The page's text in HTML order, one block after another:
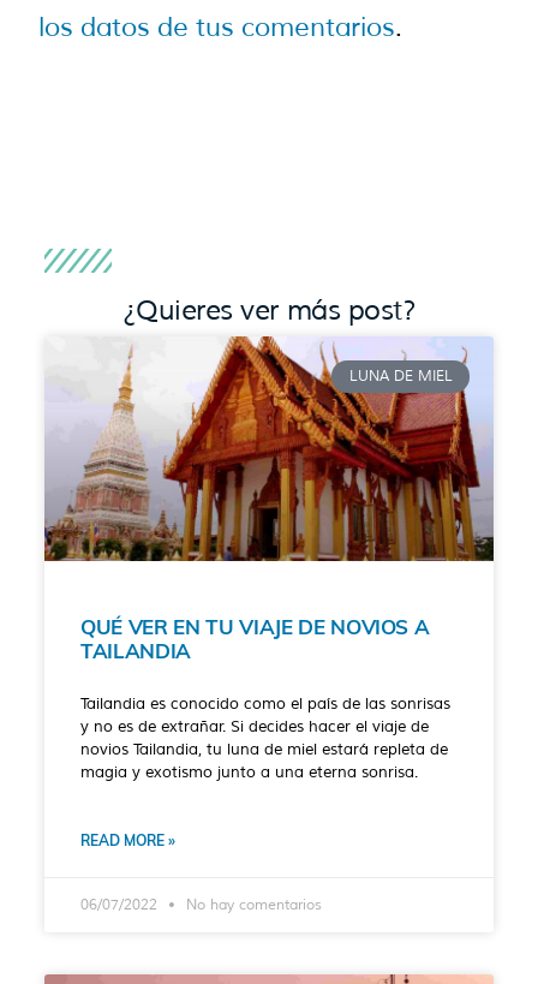
los datos de tus comentarios.
¿Quieres ver más post?
LUNA DE MIEL
QUÉ VER EN TU VIAJE DE NOVIOS A
TAILANDIA
Tailandia es conocido como el país de las sonrisas
y no es de extrañar. Si decides hacer el viaje de
novios Tailandia, tu luna de miel estará repleta de
magia y exotismo junto a una eterna sonrisa.
READ MORE »
06/07/2022 No hay comentarios